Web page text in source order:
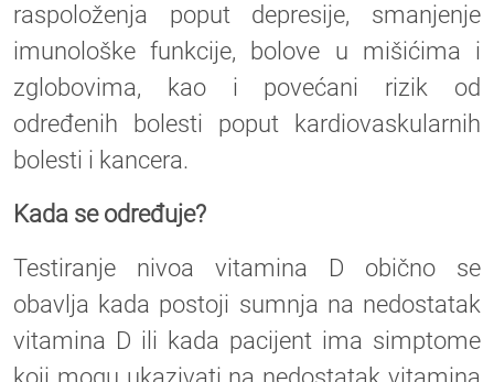
raspoloženja poput depresije, smanjenje
imunološke funkcije, bolove u mišićima i
zglobovima, kao i povećani rizik od
određenih bolesti poput kardiovaskularnih
bolesti i kancera.
Kada se određuje?
Testiranje nivoa vitamina D obično se
obavlja kada postoji sumnja na nedostatak
vitamina D ili kada pacijent ima simptome